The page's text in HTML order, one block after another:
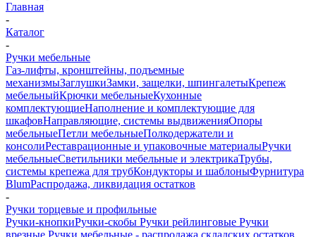
Главная
-
Каталог
-
Ручки мебельные
Газ-лифты, кронштейны, подъемные
механизмыЗаглушкиЗамки, защелки, шпингалетыКрепеж
мебельныйКрючки мебельныеКухонные
комплектующиеНаполнение и комплектующие для
шкафовНаправляющие, системы выдвиженияОпоры
мебельныеПетли мебельныеПолкодержатели и
консолиРеставрационные и упаковочные материалыРучки
мебельныеСветильники мебельные и электрикаТрубы,
системы крепежа для трубКондукторы и шаблоныФурнитура
BlumРаспродажа, ликвидация остатков
-
Ручки торцевые и профильные
Ручки-кнопкиРучки-скобы Ручки рейлинговые Ручки
врезные Ручки мебельные - распродажа складских остатков